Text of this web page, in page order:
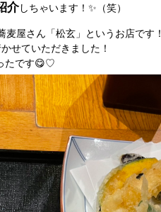
介しちゃいます！✨（笑）
屋さん「松玄」というお店です！
せていただきました！
たです😋♡